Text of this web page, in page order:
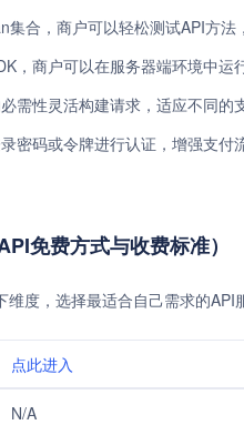
集合，商户可以轻松测试API方法
，商户可以在服务器端环境中运
需性灵活构建请求，适应不同的
密码或令牌进行认证，增强支付
免费方式与收费标准）
度，选择最适合自己需求的
点此进入
N/A